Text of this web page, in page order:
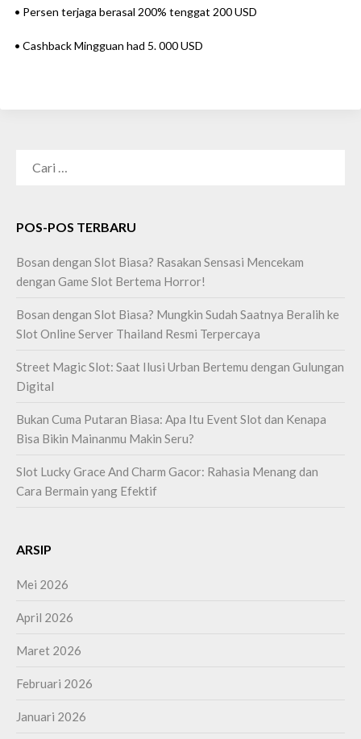
• Persen terjaga berasal 200% tenggat 200 USD
• Cashback Mingguan had 5. 000 USD
POS-POS TERBARU
Bosan dengan Slot Biasa? Rasakan Sensasi Mencekam
dengan Game Slot Bertema Horror!
Bosan dengan Slot Biasa? Mungkin Sudah Saatnya Beralih ke
Slot Online Server Thailand Resmi Terpercaya
Street Magic Slot: Saat Ilusi Urban Bertemu dengan Gulungan
Digital
Bukan Cuma Putaran Biasa: Apa Itu Event Slot dan Kenapa
Bisa Bikin Mainanmu Makin Seru?
Slot Lucky Grace And Charm Gacor: Rahasia Menang dan
Cara Bermain yang Efektif
ARSIP
Mei 2026
April 2026
Maret 2026
Februari 2026
Januari 2026